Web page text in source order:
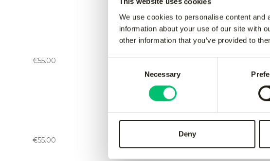
We use cookies to personalise content
information about your use of our site with
other information that you’ve provided to
Necessary
Deny
Jaipur men performance pant-
€55.00
Jaipur men
€55.00
pant
55.00